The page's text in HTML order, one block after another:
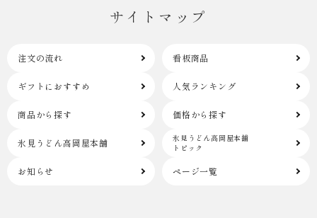
サイトマップ
注文の流れ 看板商品
ギフトにおすすめ 人気ランキング
商品から探す 価格から探す
氷見うどん高岡屋本舗
氷見うどん高岡屋本舗
トピック
お知らせ ページ一覧